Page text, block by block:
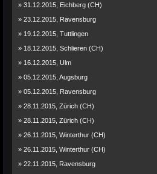
» 31.12.2015, Eichberg (CH)
» 23.12.2015, Ravensburg
» 19.12.2015, Tuttlingen
» 18.12.2015, Schlieren (CH)
» 16.12.2015, Ulm
» 05.12.2015, Augsburg
» 05.12.2015, Ravensburg
» 28.11.2015, Zürich (CH)
» 28.11.2015, Zürich (CH)
» 26.11.2015, Winterthur (CH)
» 26.11.2015, Winterthur (CH)
» 22.11.2015, Ravensburg